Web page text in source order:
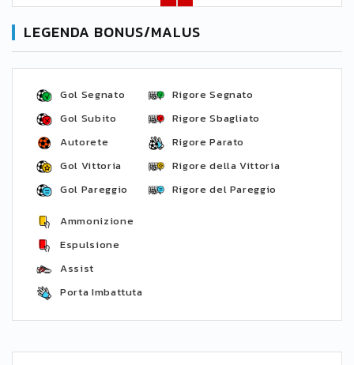
LEGENDA BONUS/MALUS
Gol Segnato
Gol Subito
Autorete
Gol Vittoria
Gol Pareggio
Rigore Segnato
Rigore Sbagliato
Rigore Parato
Rigore della Vittoria
Rigore del Pareggio
Ammonizione
Espulsione
Assist
Porta Imbattuta